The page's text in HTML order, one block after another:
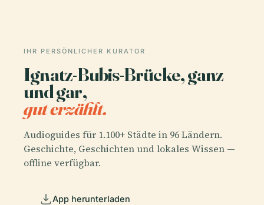
IHR PERSÖNLICHER KURATOR
Ignatz-Bubis-Brücke, ganz
und gar,
gut erzählt.
Audioguides für 1.100+ Städte in 96 Ländern.
Geschichte, Geschichten und lokales Wissen —
offline verfügbar.
App herunterladen